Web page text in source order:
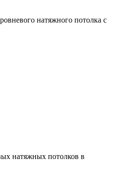
натяжного потолка с
натяжных потолков в